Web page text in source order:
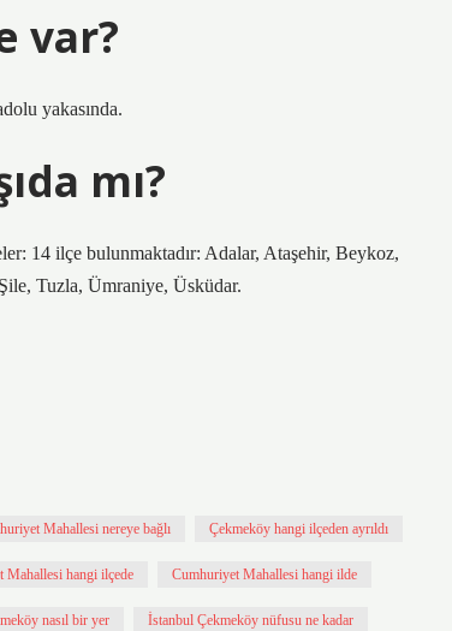
var?
yakasında.
mı?
14 ilçe bulunmaktadır: Adalar, Ataşehir, Beykoz,
Tuzla, Ümraniye, Üsküdar.
Mahallesi nereye bağlı Çekmeköy hangi ilçeden ayrıldı
Mahallesi hangi ilçede Cumhuriyet Mahallesi hangi ilde
nasıl bir yer İstanbul Çekmeköy nüfusu ne kadar